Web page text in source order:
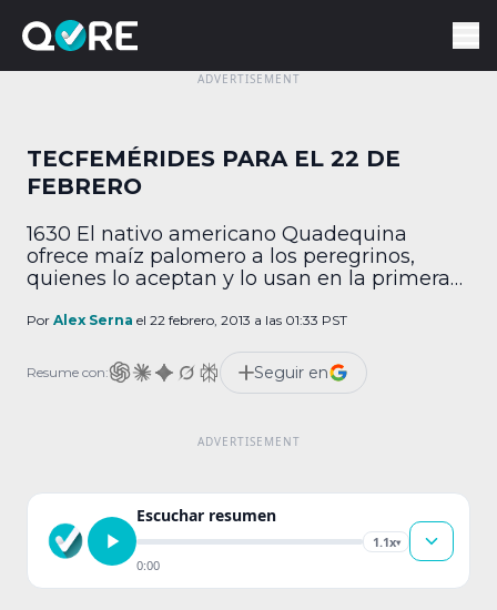
TECFEMÉRIDES PARA EL 22 DE
FEBRERO
1630 El nativo americano Quadequina
ofrece maíz palomero a los peregrinos,
quienes lo aceptan y lo usan en la primera
llevaban cultivando ese tipo de maíz por
declara que el proyecto Star Wars, del
gobierno estadounidense, es un fraude
Por Alex Serna el 22 febrero, 2013 a las 01:33 PST
Resume con: Seguir en
Escuchar resumen
1.1x▾
0:00